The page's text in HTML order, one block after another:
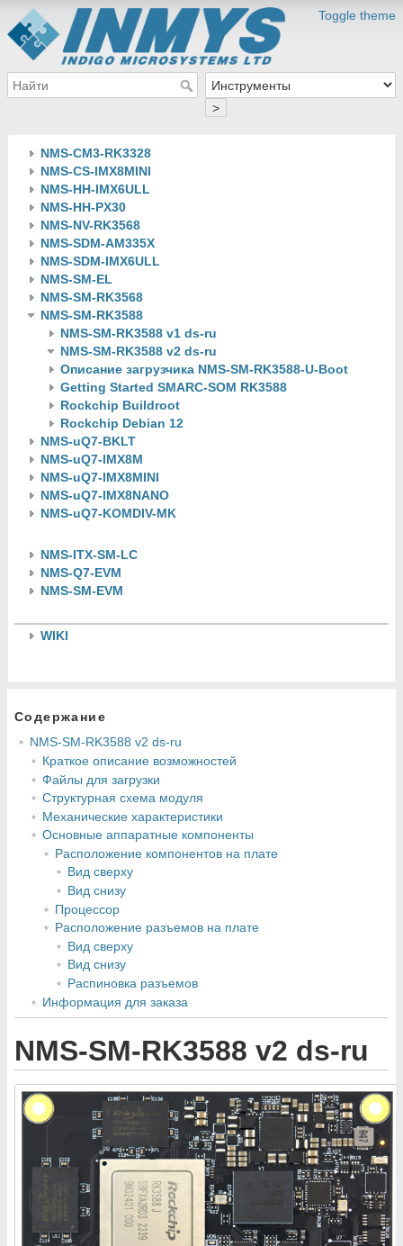
Toggle theme
>
NMS-CM3-RK3328
NMS-CS-IMX8MINI
NMS-HH-IMX6ULL
NMS-HH-PX30
NMS-NV-RK3568
NMS-SDM-AM335X
NMS-SDM-IMX6ULL
NMS-SM-EL
NMS-SM-RK3568
NMS-SM-RK3588
NMS-SM-RK3588 v1 ds-ru
NMS-SM-RK3588 v2 ds-ru
Описание загрузчика NMS-SM-RK3588-U-Boot
Getting Started SMARC-SOM RK3588
Rockchip Buildroot
Rockchip Debian 12
NMS-uQ7-BKLT
NMS-uQ7-IMX8M
NMS-uQ7-IMX8MINI
NMS-uQ7-IMX8NANO
NMS-uQ7-KOMDIV-MK
NMS-ITX-SM-LC
NMS-Q7-EVM
NMS-SM-EVM
WIKI
Содержание
NMS-SM-RK3588 v2 ds-ru
Краткое описание возможностей
Файлы для загрузки
Структурная схема модуля
Механические характеристики
Основные аппаратные компоненты
Расположение компонентов на плате
Вид сверху
Вид снизу
Процессор
Расположение разъемов на плате
Вид сверху
Вид снизу
Распиновка разъемов
Информация для заказа
NMS-SM-RK3588 v2 ds-ru